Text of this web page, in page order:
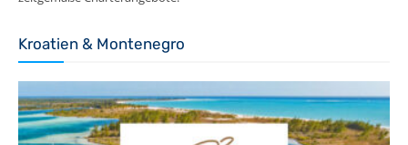
Kroatien & Montenegro